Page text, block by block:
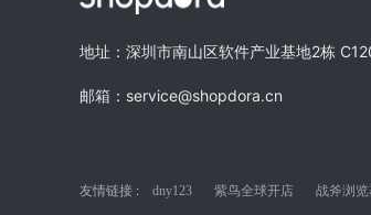
地址：深圳市南山区软件产业基地2栋
邮箱：service@shopdora.cn
友情链接 : dny123 紫鸟全球开店 战斧浏览